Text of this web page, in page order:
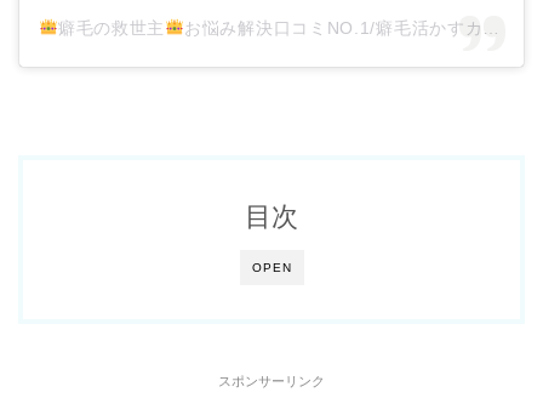
癖毛の救世主 お悩み解決口コミNO.1/癖毛活かすカット/巻ける縮毛矯正/髪質改善/大阪・梅田(@kusege_specialist.yasuda)がシェアした投稿
OPEN
目次
スポンサーリンク